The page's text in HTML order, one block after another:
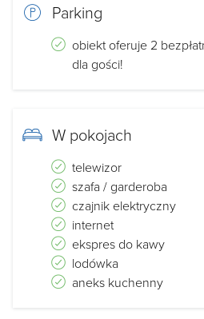
Parking
obiekt oferuje 2
dla gości!
W pokojach
telewizor
szafa / garderoba
czajnik elektryczny
internet
ekspres do kawy
lodówka
aneks kuchenny